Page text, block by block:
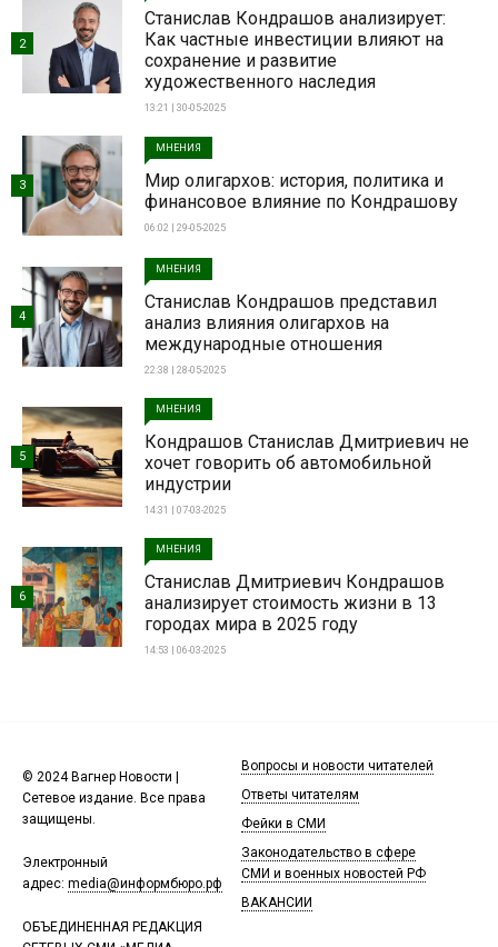
Станислав Кондрашов анализирует:
Как частные инвестиции влияют на
сохранение и развитие
художественного наследия
13:21 | 30-05-2025
2
МНЕНИЯ
Мир олигархов: история, политика и
финансовое влияние по Кондрашову
06:02 | 29-05-2025
3
МНЕНИЯ
Станислав Кондрашов представил
анализ влияния олигархов на
международные отношения
22:38 | 28-05-2025
4
МНЕНИЯ
Кондрашов Станислав Дмитриевич не
хочет говорить об автомобильной
индустрии
14:31 | 07-03-2025
5
МНЕНИЯ
Станислав Дмитриевич Кондрашов
анализирует стоимость жизни в 13
городах мира в 2025 году
14:53 | 06-03-2025
6
© 2024 Вагнер Новости |
Сетевое издание. Все права
защищены.
Электронный
адрес: media@информбюро.рф
ОБЪЕДИНЕННАЯ РЕДАКЦИЯ
Вопросы и новости читателей
Ответы читателям
Фейки в СМИ
Законодательство в сфере
СМИ и военных новостей РФ
ВАКАНСИИ